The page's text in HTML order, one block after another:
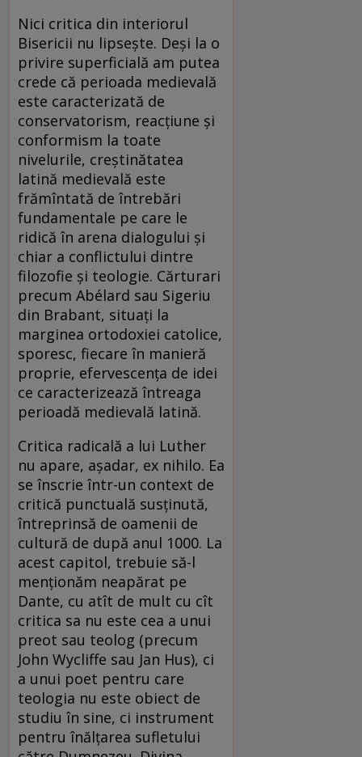
Nici critica din interiorul
Bisericii nu lipsește. Deși la o
privire superficială am putea
crede că perioada medievală
este caracterizată de
conservatorism, reacțiune și
conformism la toate
nivelurile, creștinătatea
latină medievală este
frămîntată de întrebări
fundamentale pe care le
ridică în arena dialogului și
chiar a conflictului dintre
filozofie și teologie. Cărturari
precum Abélard sau Sigeriu
din Brabant, situați la
marginea ortodoxiei catolice,
sporesc, fiecare în manieră
proprie, efervescența de idei
ce caracterizează întreaga
perioadă medievală latină.
Critica radicală a lui Luther
nu apare, așadar, ex nihilo. Ea
se înscrie într-un context de
critică punctuală susținută,
întreprinsă de oamenii de
cultură de după anul 1000. La
acest capitol, trebuie să-l
menționăm neapărat pe
Dante, cu atît de mult cu cît
critica sa nu este cea a unui
preot sau teolog (precum
John Wycliffe sau Jan Hus), ci
a unui poet pentru care
teologia nu este obiect de
studiu în sine, ci instrument
pentru înălțarea sufletului